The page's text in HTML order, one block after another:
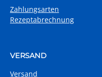
Zahlungsarten
Rezeptabrechnung
VERSAND
Versand